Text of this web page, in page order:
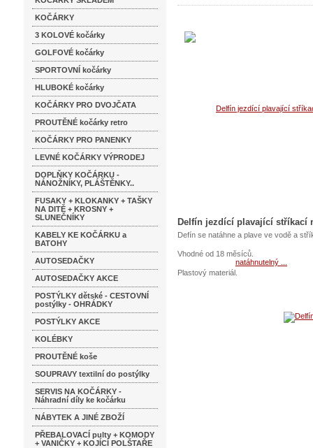
KOČÁRKY
3 KOLOVÉ kočárky
GOLFOVÉ kočárky
SPORTOVNÍ kočárky
HLUBOKÉ kočárky
KOČÁRKY PRO DVOJČATA
PROUTĚNÉ kočárky retro
KOČÁRKY PRO PANENKY
LEVNÉ KOČÁRKY VÝPRODEJ
DOPLŇKY KOČÁRKU -
NÁNOŽNÍKY, PLÁŠTĚNKY..
FUSAKY + KLOKANKY + TAŠKY
NA DITĚ + KROSNY +
SLUNEČNÍKY
KABELY KE KOČÁRKU a
BATOHY
AUTOSEDAČKY
AUTOSEDAČKY AKCE
POSTÝLKY dětské - CESTOVNÍ
postýlky - OHRÁDKY
POSTÝLKY AKCE
KOLÉBKY
PROUTĚNÉ koše
SOUPRAVY textilní do postýlky
SERVIS NA KOČÁRKY -
Náhradní díly ke kočárku
NÁBYTEK A JINÉ ZBOŽÍ
PŘEBALOVACÍ pulty + KOMODY
+ VANIČKY + KOJÍCÍ POLŠTAŘE
Delfín jezdící plavající stříkací
Defín se natáhne a plave ve vodě a
Vhodné od 18 měsíců.
Plastový materiál.